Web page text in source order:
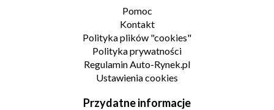
Pomoc
Kontakt
Polityka plików "cookies"
Polityka prywatności
Regulamin Auto-Rynek.pl
Ustawienia cookies
Przydatne informacje